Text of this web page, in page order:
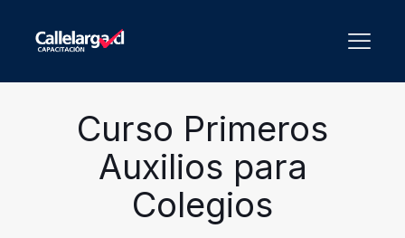
Curso Primeros
Auxilios para
Colegios